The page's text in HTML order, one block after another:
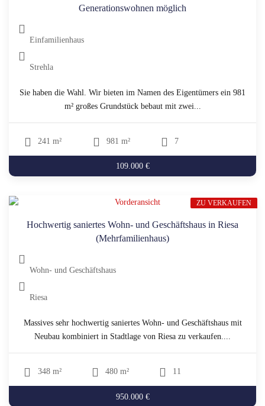
Generationswohnen möglich
Einfamilienhaus
Strehla
Sie haben die Wahl. Wir bieten im Namen des Eigentümers ein 981
m² großes Grundstück bebaut mit zwei...
241 m² 981 m² 7
109.000 €
Hochwertig saniertes Wohn- und Geschäftshaus in Riesa
(Mehrfamilienhaus)
Wohn- und Geschäftshaus
Riesa
Massives sehr hochwertig saniertes Wohn- und Geschäftshaus mit
Neubau kombiniert in Stadtlage von Riesa zu verkaufen....
348 m² 480 m² 11
950.000 €
ZU VERKAUFEN